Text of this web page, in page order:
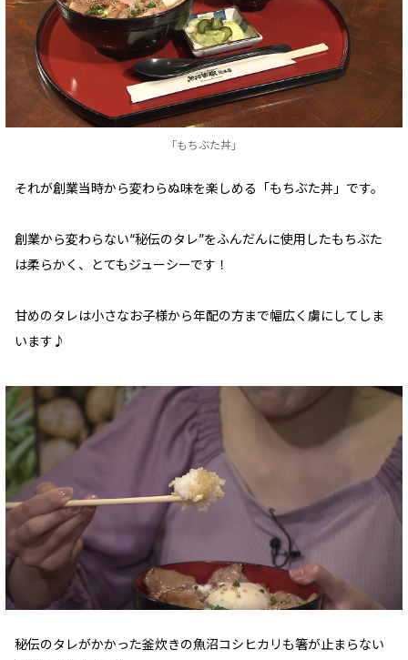
「もちぶた丼」
それが創業当時から変わらぬ味を楽しめる「もちぶた丼」です。
創業から変わらない“秘伝のタレ”をふんだんに使用したもちぶた
は柔らかく、とてもジューシーです！
甘めのタレは小さなお子様から年配の方まで幅広く虜にしてしま
います♪
秘伝のタレがかかった釜炊きの魚沼コシヒカリも箸が止まらない